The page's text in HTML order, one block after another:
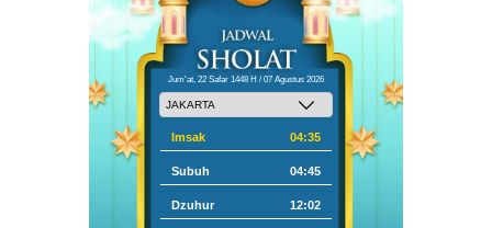
Jum'at, 22 Safar 1448 H / 07 Agustus 2026
Imsak 04:35
Subuh 04:45
Dzuhur 12:02